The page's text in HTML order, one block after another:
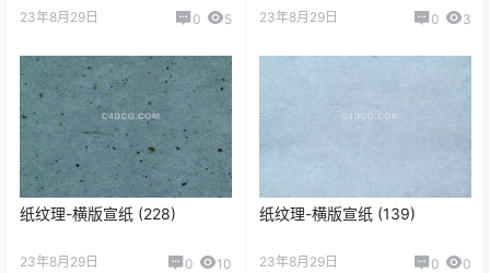
23年8月29日 0 5 23年8月29日 0 3
纸纹理-横版宣纸 (228)
23年8月29日 0 10
纸纹理-横版宣纸 (139)
23年8月29日 0 0